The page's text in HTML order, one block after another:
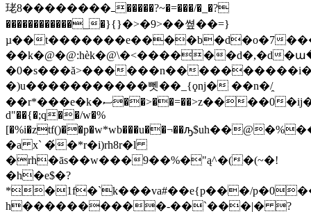
珯8��������ߺ�����?~�=���/�_�?
������������_�}{}�>�9>��쎺� �=}
µ��t�������e����b�d�o�7
��k�@�@:hѐk�@\�<������d�,�d
�0�s���ă>������n��
�)u�����������뻿��_{ϙnj� ��n�/̯
��r*���e�k�ސ��>��=��>z����0�ij�ߌdo����a,�c'���z�= (l��܏òώ��z�c���;ʩf��{��}q[l۶h�
d"��{�;q��/w�%
�a x` �́�*r�i)rh8r�l
�rh�ās��w���9��%�"ą^�(�(~�!
�h�e$�?
*�1f�`k���va#��e{p���/
h����������-��`���|� ?